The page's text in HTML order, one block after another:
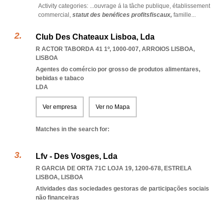
Activity categories: ...ouvrage á la tâche publique, établissement
commercial, statut des benéfices profitsfiscaux, famille...
Club Des Chateaux Lisboa, Lda
R ACTOR TABORDA 41 1º, 1000-007, ARROIOS LISBOA,
LISBOA
Agentes do comércio por grosso de produtos alimentares,
bebidas e tabaco
LDA
Ver empresa Ver no Mapa
Matches in the search for:
Lfv - Des Vosges, Lda
R GARCIA DE ORTA 71C LOJA 19, 1200-678, ESTRELA
LISBOA, LISBOA
Atividades das sociedades gestoras de participações sociais
não financeiras